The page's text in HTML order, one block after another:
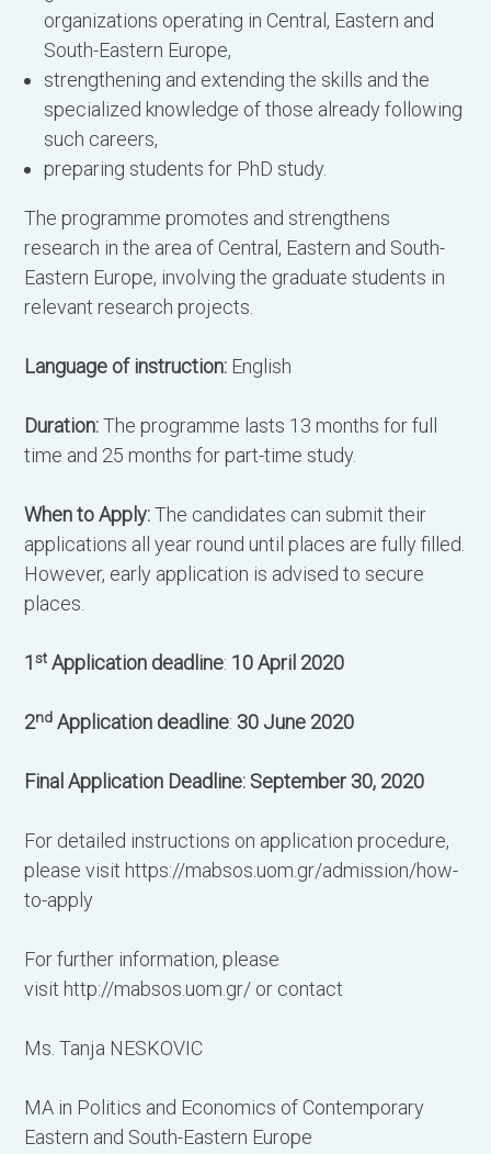
organizations operating in Central, Eastern and
South-Eastern Europe,
strengthening and extending the skills and the
specialized knowledge of those already following
such careers,
preparing students for PhD study.
The programme promotes and strengthens
research in the area of Central, Eastern and South-
Eastern Europe, involving the graduate students in
relevant research projects.
Language of instruction: English
Duration:The programme lasts 13 months for full
time and 25 months for part-time study.
When to Apply:The candidates can submit their
applications all year round until places are fully filled.
However, early application is advised to secure
places.
1st Application deadline: 10 April 2020
2nd Application deadline: 30 June 2020
Final Application Deadline: September 30, 2020
For detailed instructions on application procedure,
please visit https://mabsos.uom.gr/admission/how-
to-apply
For further information, please
visit http://mabsos.uom.gr/ or contact
Ms. Tanja NESKOVIC
MA in Politics and Economics of Contemporary
Eastern and South-Eastern Europe